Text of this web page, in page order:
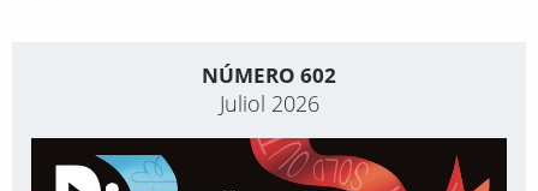
NÚMERO 602
Juliol 2026